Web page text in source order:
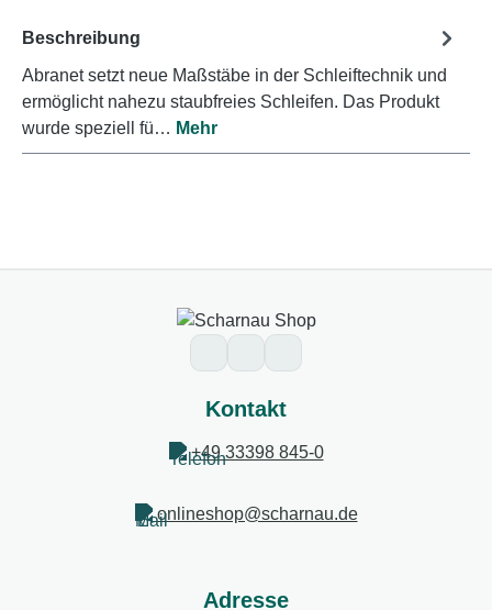
Beschreibung
Abranet setzt neue Maßstäbe in der Schleiftechnik und
ermöglicht nahezu staubfreies Schleifen. Das Produkt
wurde speziell fü… Mehr
Kontakt
+49 33398 845-0
onlineshop@scharnau.de
Adresse